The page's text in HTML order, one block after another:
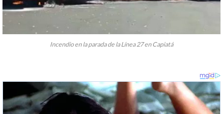
Incendio en la parada de la Línea 27 en Capiatá